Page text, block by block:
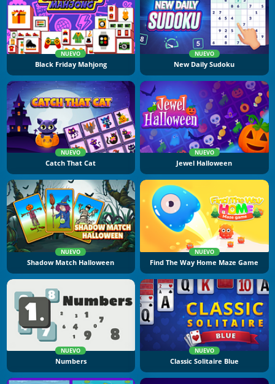
NUEVO
Black Friday Mahjong
NUEVO
New Daily Sudoku
NUEVO
Catch That Cat
NUEVO
Jewel Halloween
NUEVO
Shadow Match Halloween
NUEVO
Find The Way Home Maze Game
NUEVO
Numbers
NUEVO
Classic Solitaire Blue